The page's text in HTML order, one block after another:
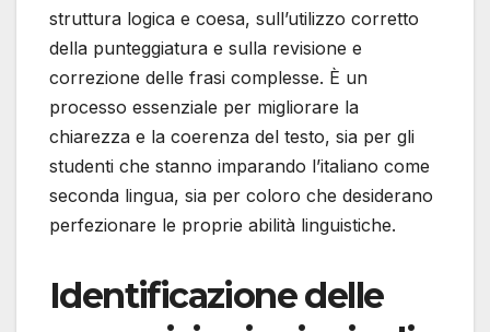
struttura logica e coesa, sull’utilizzo corretto
della punteggiatura e sulla revisione e
correzione delle frasi complesse. È un
processo essenziale per migliorare la
chiarezza e la coerenza del testo, sia per gli
studenti che stanno imparando l’italiano come
seconda lingua, sia per coloro che desiderano
perfezionare le proprie abilità linguistiche.
Identificazione delle